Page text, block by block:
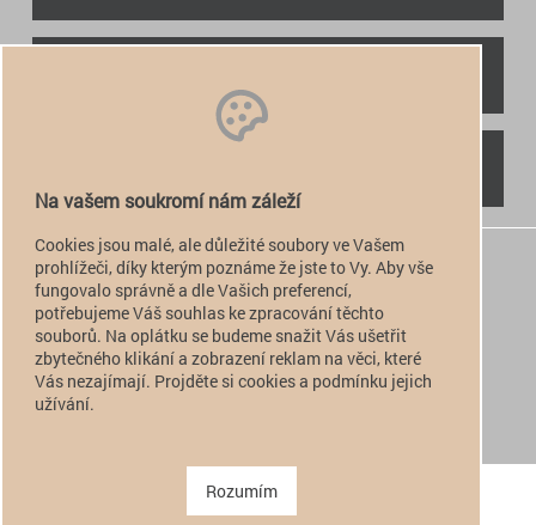
 +420 774 949 776
 info@alfatactical.cz
verze pro PC
Na vašem soukromí nám záleží
Cookies jsou malé, ale důležité soubory ve Vašem
prohlížeči, díky kterým poznáme že jste to Vy. Aby vše
fungovalo správně a dle Vašich preferencí,
potřebujeme Váš souhlas ke zpracování těchto
souborů. Na oplátku se budeme snažit Vás ušetřit
zbytečného klikání a zobrazení reklam na věci, které
Vás nezajímají. Projděte si cookies a podmínku jejich
užívání.
Rozumím